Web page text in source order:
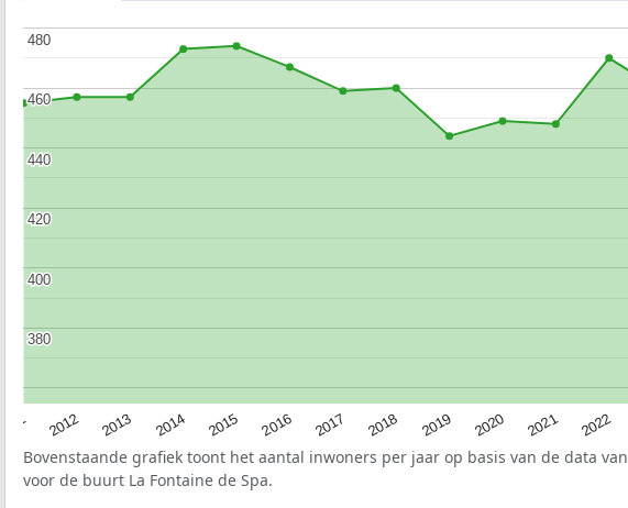
2012 2013 2014 2015 2016 2017 2018 2019 2020 2021 2022
380
380
400
400
420
420
440
440
460
460
480
480
Bovenstaande grafiek toont het aantal inwoners per jaar op basis van de data van
voor de buurt La Fontaine de Spa.